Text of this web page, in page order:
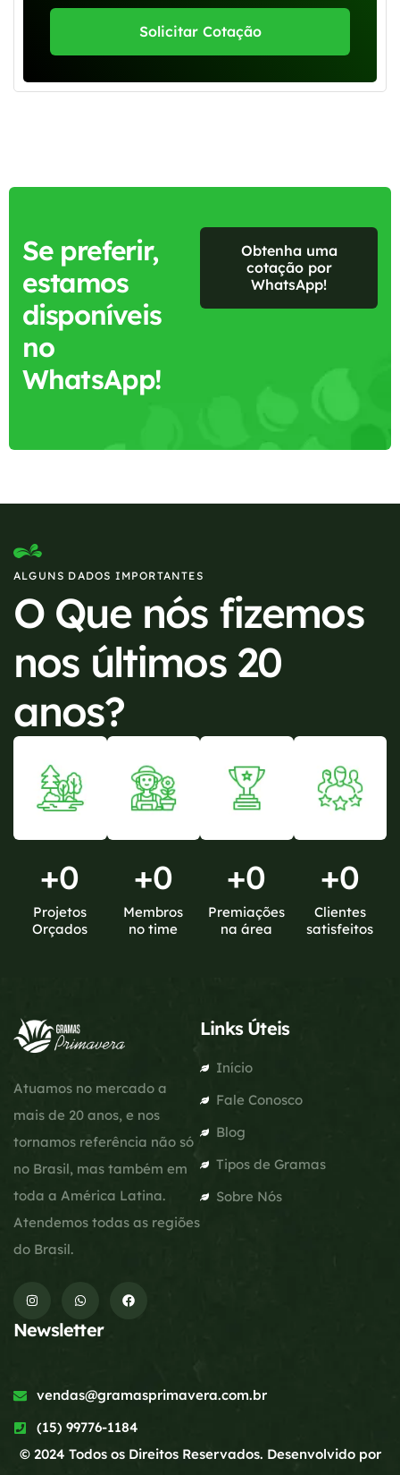
Solicitar Cotação
Se preferir,
estamos
disponíveis
no
WhatsApp!
Obtenha uma
cotação por
WhatsApp!
ALGUNS DADOS IMPORTANTES
O Que nós fizemos
nos últimos 20
anos?
+0
Projetos
Orçados
+0
Membros
no time
+0
Premiações
na área
+0
Clientes
satisfeitos
Atuamos no mercado a
mais de 20 anos, e nos
tornamos referência não só
no Brasil, mas também em
toda a América Latina.
Atendemos todas as regiões
do Brasil.
Links Úteis
Início
Fale Conosco
Blog
Tipos de Gramas
Sobre Nós
Newsletter
vendas@gramasprimavera.com.br
(15) 99776-1184
© 2024 Todos os Direitos Reservados. Desenvolvido por